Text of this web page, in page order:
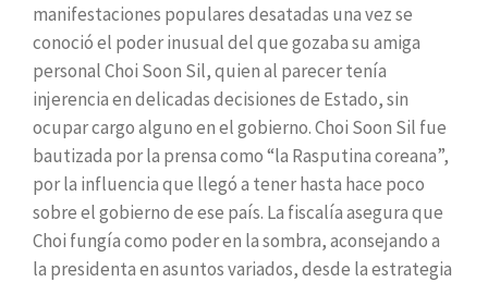
manifestaciones populares desatadas una vez se
conoció el poder inusual del que gozaba su amiga
personal Choi Soon Sil, quien al parecer tenía
injerencia en delicadas decisiones de Estado, sin
ocupar cargo alguno en el gobierno. Choi Soon Sil fue
bautizada por la prensa como “la Rasputina coreana”,
por la influencia que llegó a tener hasta hace poco
sobre el gobierno de ese país. La fiscalía asegura que
Choi fungía como poder en la sombra, aconsejando a
la presidenta en asuntos variados, desde la estrategia